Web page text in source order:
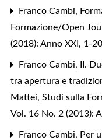
Franco Cambi,
Formazione/Open
(2018): Anno XXI, 1-
Franco Cambi,
II.
tra apertura e
Mattei, Studi sulla
Vol. 16 No. 2 (2013):
Franco Cambi, Per